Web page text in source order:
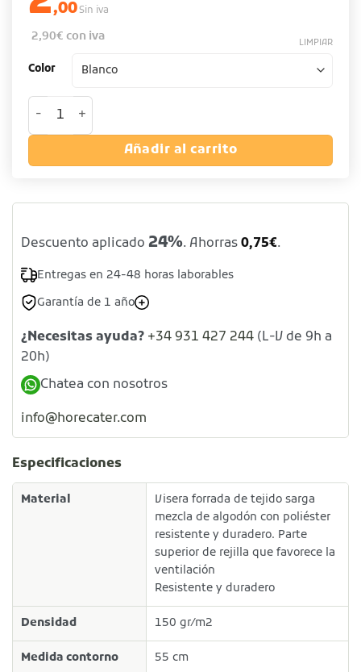
,00Sin iva
2,90€ con iva
Color
LIMPIAR
Gorra rejilla - Varios colores cantidad
Añadir al carrito
Descuento aplicado 24%. Ahorras 0,75€.
Entregas en 24-48 horas laborables
Garantía de 1 año
¿Necesitas ayuda? +34 931 427 244 (L-V de 9h a
20h)
Chatea con nosotros
info@horecater.com
Especificaciones
Material
Visera forrada de tejido sarga
mezcla de algodón con poliéster
resistente y duradero. Parte
superior de rejilla que favorece la
ventilación
Resistente y duradero
Densidad 150 gr/m2
Medida contorno 55 cm